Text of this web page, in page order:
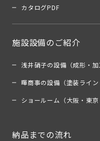
カタログPDF
施設設備のご紹介
浅井硝子の設備（成形・加
暉商事の設備（塗装ライン
ショールーム（大阪・東京
納品までの流れ